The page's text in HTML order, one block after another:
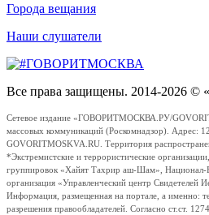
Города вещания
Наши слушатели
Все права защищены. 2014-2026 ©
Сетевое издание «ГОВОРИТМОСКВА.РУ/
массовых коммуникаций (Роскомнадзор). Адрес:
GOVORITMOSKVA.RU. Территория
*Экстремистские и террористические
группировок «Хайят Тахрир аш-Шам», Национал-
организация «Управленческий центр Свидетелей
Информация, размещенная на портале, а именно:
разрешения правообладателей. Согласно ст.ст.